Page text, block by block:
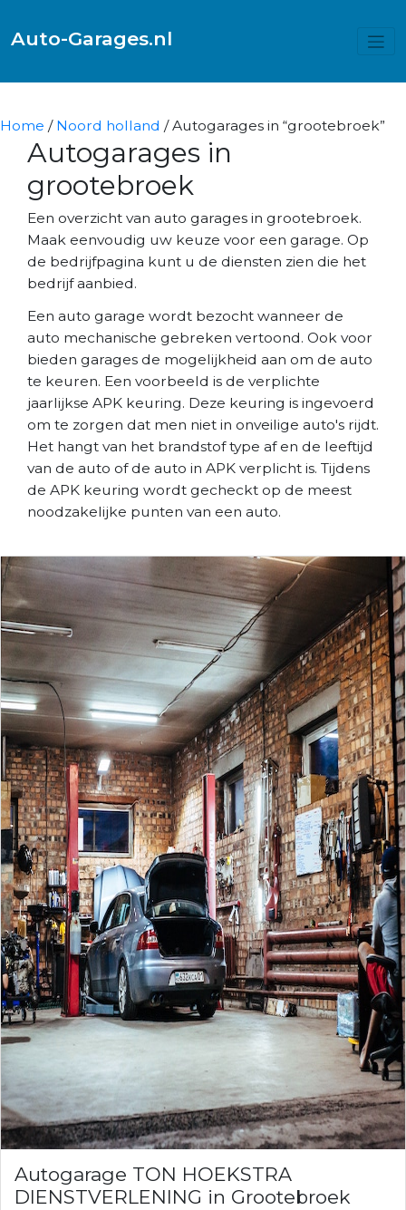
Auto-Garages.nl
Home / Noord holland / Autogarages in “grootebroek”
Autogarages in
grootebroek
Een overzicht van auto garages in grootebroek.
Maak eenvoudig uw keuze voor een garage. Op
de bedrijfpagina kunt u de diensten zien die het
bedrijf aanbied.
Een auto garage wordt bezocht wanneer de
auto mechanische gebreken vertoond. Ook voor
bieden garages de mogelijkheid aan om de auto
te keuren. Een voorbeeld is de verplichte
jaarlijkse APK keuring. Deze keuring is ingevoerd
om te zorgen dat men niet in onveilige auto's rijdt.
Het hangt van het brandstof type af en de leeftijd
van de auto of de auto in APK verplicht is. Tijdens
de APK keuring wordt gecheckt op de meest
noodzakelijke punten van een auto.
Autogarage TON HOEKSTRA
DIENSTVERLENING in Grootebroek